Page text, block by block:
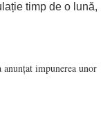
timp de o lună,
impunerea unor